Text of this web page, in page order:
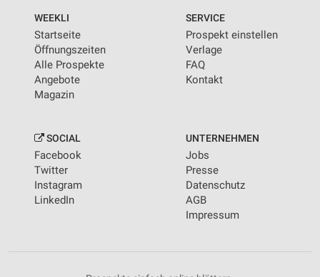
WEEKLI
Startseite
Öffnungszeiten
Alle Prospekte
Angebote
Magazin
SERVICE
Prospekt einstellen
Verlage
FAQ
Kontakt
SOCIAL
Facebook
Twitter
Instagram
LinkedIn
UNTERNEHMEN
Jobs
Presse
Datenschutz
AGB
Impressum